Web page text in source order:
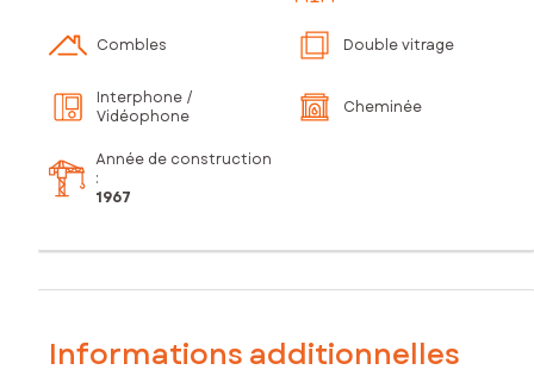
Combles Double vitrage
Interphone /
Vidéophone
Cheminée
Année de construction
:
1967
Informations additionnelles